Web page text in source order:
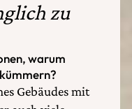
zu
warum
Gebäudes mit